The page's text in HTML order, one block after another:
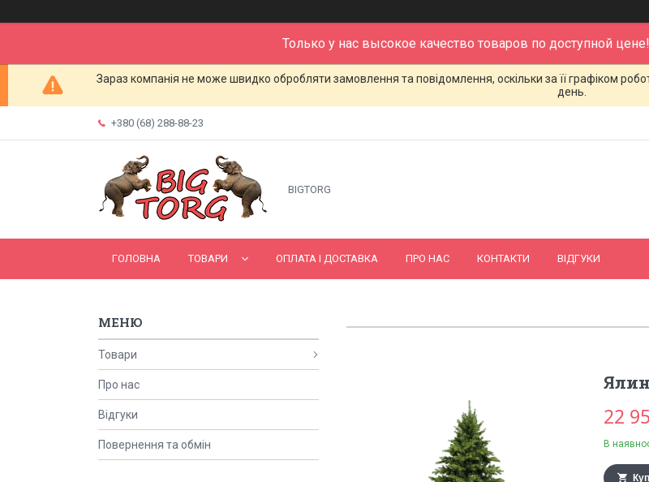
Только у нас высокое качество товаров по доступной цене!
Зараз компанія не може швидко обробляти замовлення та повідомлення, оскільки за її графіком
день.
+380 (68) 288-88-23
BIGTORG
ГОЛОВНА ТОВАРИ ОПЛАТА І ДОСТАВКА ПРО НАС КОНТАКТИ ВІДГУКИ
22
В
Товари
Про нас
Відгуки
Повернення та обмін